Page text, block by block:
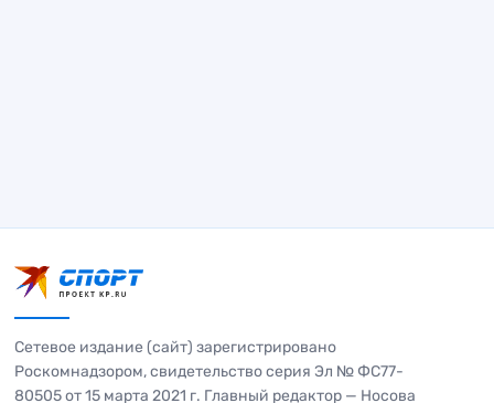
Сетевое издание (сайт) зарегистрировано
Роскомнадзором, свидетельство серия Эл № ФС77-
80505 от 15 марта 2021 г. Главный редактор — Носова